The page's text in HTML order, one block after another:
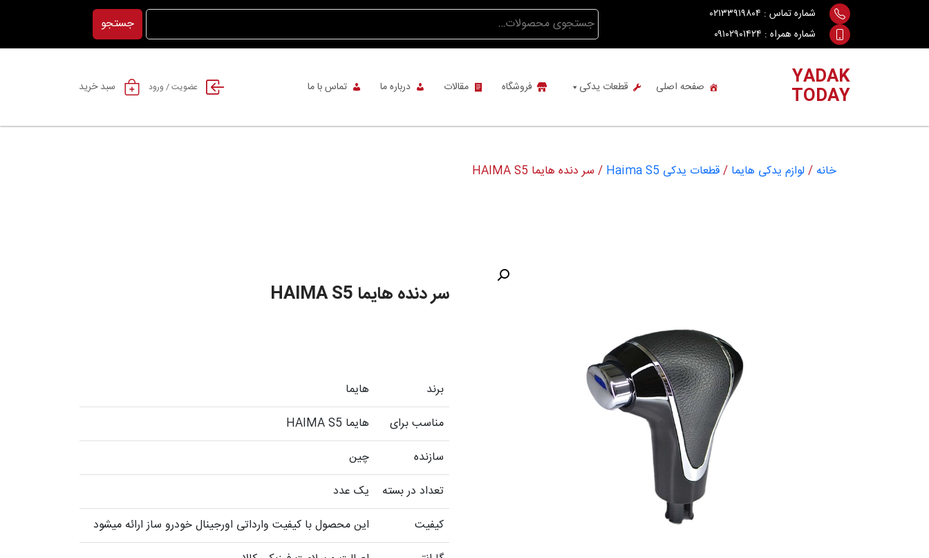
content
شماره تماس : ۰۲۱۳۳۹۱۹۸۰۴
شماره همراه : ۰۹۱۰۲۹۰۱۴۲۴
جستجو
برای:
جستجو
YADAK
TODAY صفحه اصلی قطعات یدکی فروشگاه مقالات درباره ما تماس با ما عضویت / ورود سبد خرید
خانه / لوازم یدکی هایما /قطعات یدکی Haima S5 / سر دنده هایما HAIMA S5
سر دنده هایما HAIMA S5
برند
هایما
مناسب برای
هایما HAIMA S5
سازنده
چین
تعداد در بسته
یک عدد
کیفیت
این محصول با کیفیت وارداتی اورجینال خودرو ساز ارائه میشود